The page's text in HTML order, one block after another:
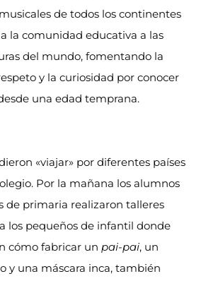
de todos los continentes
la comunidad educativa a las
del mundo, fomentando la
y la curiosidad por conocer
una edad temprana.
«viajar» por diferentes países
Por la mañana los alumnos
de primaria realizaron talleres
los pequeños de infantil donde
cómo fabricar un pai-pai, un
y una máscara inca, también